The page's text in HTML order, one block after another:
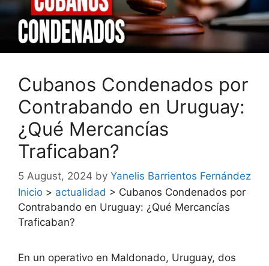
Cubanos Condenados por
Contrabando en Uruguay:
¿Qué Mercancías
Traficaban?
5 August, 2024 by Yanelis Barrientos Fernández
Inicio > actualidad > Cubanos Condenados por
Contrabando en Uruguay: ¿Qué Mercancías
Traficaban?
En un operativo en Maldonado, Uruguay, dos